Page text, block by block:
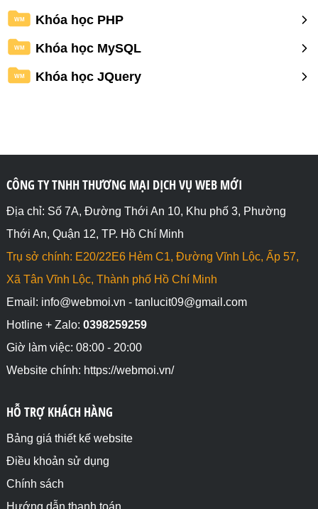
WM Khóa học PHP
WM Khóa học MySQL
WM Khóa học JQuery
CÔNG TY TNHH THƯƠNG MẠI DỊCH VỤ WEB MỚI
Địa chỉ: Số 7A, Đường Thới An 10, Khu phố 3, Phường
Thới An, Quận 12, TP. Hồ Chí Minh
Trụ sở chính: E20/22E6 Hẻm C1, Đường Vĩnh Lộc, Ấp 57,
Xã Tân Vĩnh Lộc, Thành phố Hồ Chí Minh
Email: info@webmoi.vn - tanlucit09@gmail.com
Hotline + Zalo: 0398259259
Giờ làm việc: 08:00 - 20:00
Website chính: https://webmoi.vn/
HỖ TRỢ KHÁCH HÀNG
Bảng giá thiết kế website
Điều khoản sử dụng
Chính sách